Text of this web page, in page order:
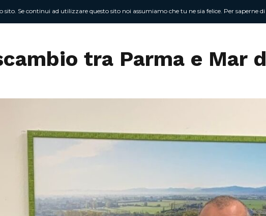
Chi sono Attività
tra Parma e Mar
Se continui ad utilizzare questo sito noi assumiamo che tu ne sia felice. Per saperne